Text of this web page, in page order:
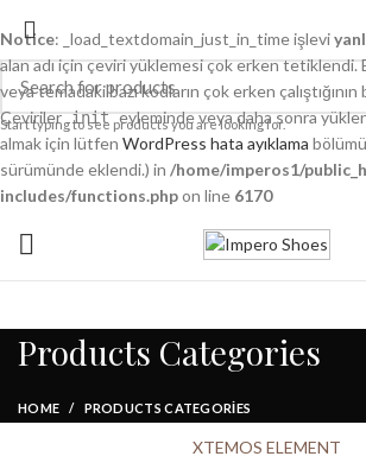
Notice: _load_textdomain_just_in_time işlevi
alan adı için çeviri yüklemesi çok erken
veya temadaki bazı kodların çok erken
Çeviriler init eyleminde veya daha sonra
almak için lütfen WordPress hata ayıklama
sürümünde eklendi.) in /home/imperos1/
includes/functions.phpon line 6170
Products Categories
HOME PRODUCTS CATEGORIES
XTEMOS ELEMENT
Start typing to see products you are looking for.